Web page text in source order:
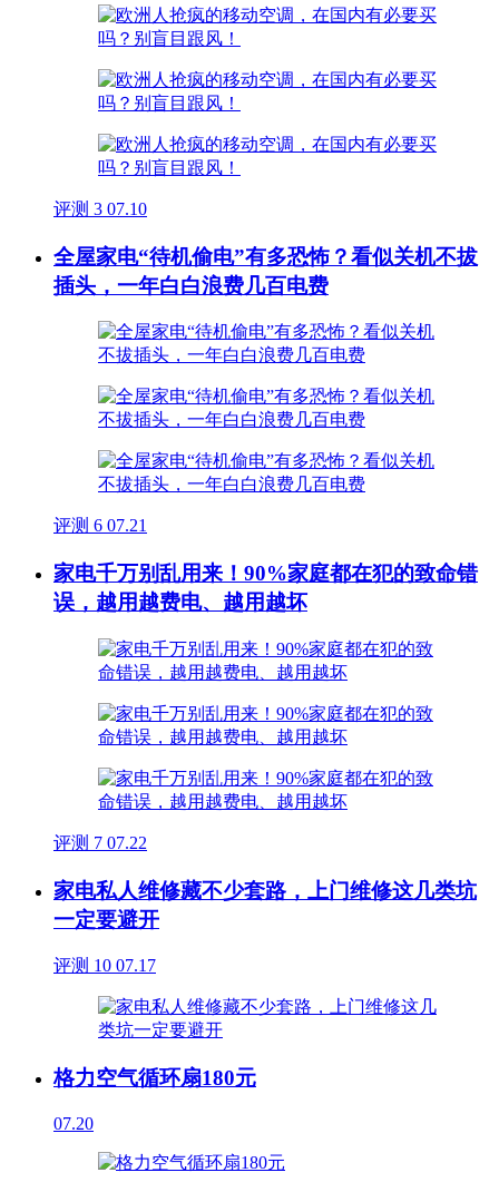
评测 3 07.10
全屋家电“待机偷电”有多恐怖？看似关机不拔
插头，一年白白浪费几百电费
评测 6 07.21
家电千万别乱用来！90%家庭都在犯的致命错
误，越用越费电、越用越坏
评测 7 07.22
家电私人维修藏不少套路，上门维修这几类坑
一定要避开
评测 10 07.17
格力空气循环扇180元
07.20